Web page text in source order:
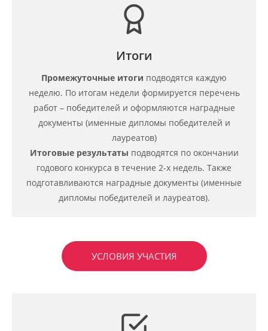
Итоги
Промежуточные итоги подводятся каждую
неделю. По итогам недели формируется перечень
работ – победителей и оформляются наградные
документы (именные дипломы победителей и
лауреатов)
Итоговые результаты подводятся по окончании
годового конкурса в течение 2-х недель. Также
подготавливаются наградные документы (именные
дипломы победителей и лауреатов).
УСЛОВИЯ УЧАСТИЯ